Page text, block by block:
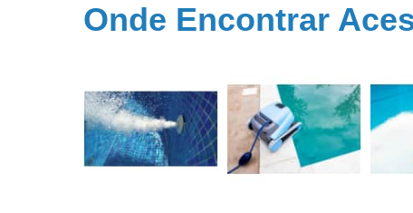
Filtros para
piscinas
Iluminação
piscina
Limpeza de
Onde Encontrar